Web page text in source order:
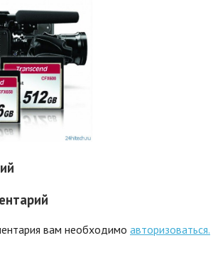
вам необходимо авторизоваться.